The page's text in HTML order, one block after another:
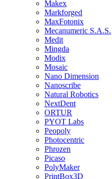
Makex
Markforged
MaxFotonix
Mecanumeric S.A.S.
Medit
Mingda
Modix
Mosaic
Nano Dimension
Nanoscribe
Natural Robotics
NextDent
ORTUR
PYOT Labs
Peopoly
Photocentric
Phrozen
Picaso
PolyMaker
PrintBox3D